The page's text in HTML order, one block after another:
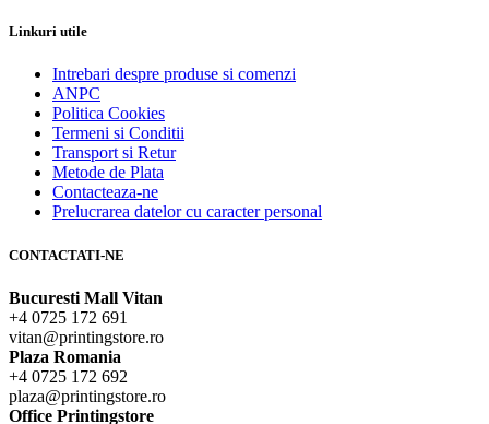
Linkuri utile
Intrebari despre produse si comenzi
ANPC
Politica Cookies
Termeni si Conditii
Transport si Retur
Metode de Plata
Contacteaza-ne
Prelucrarea datelor cu caracter personal
CONTACTATI-NE
Bucuresti Mall Vitan
+4 0725 172 691
vitan@printingstore.ro
Plaza Romania
+4 0725 172 692
plaza@printingstore.ro
Office Printingstore